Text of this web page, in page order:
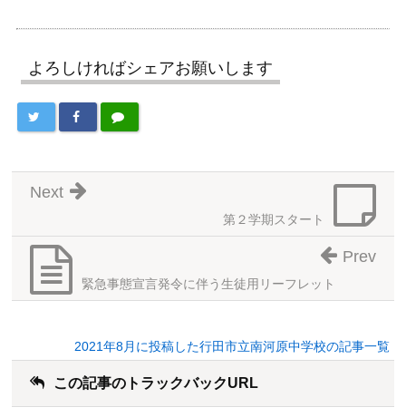
よろしければシェアお願いします
第２学期スタート
Next
緊急事態宣言発令に伴う生徒用リーフレット
Prev
2021年8月に投稿した行田市立南河原中学校の記事一覧
この記事のトラックバックURL